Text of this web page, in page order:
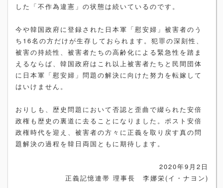
した「不作為違憲」の状態は続いているのです。
今や韓国政府に登録された日本軍「慰安婦」被害者のう
ち16名の方だけが生存しておられます。犯罪の深刻性、
被害の持続性、被害者たちの高齢化による緊急性を踏ま
えるならば、韓国政府はこれ以上被害者たちと民間団体
に日本軍「慰安婦」問題の解決に向けた努力を転嫁して
はいけません。
おりしも、歴史問題において否認と歪曲で綴られた安倍
政権も歴史の裏道に去ることになりました。ポスト安倍
政権時代を迎え、被害者の方々に正義を取り戻す真の問
題解決の過程を韓日両国ともに期待します。
2020年9月2日
正義記憶連帯 理事長 李娜栄(イ・ナヨン)